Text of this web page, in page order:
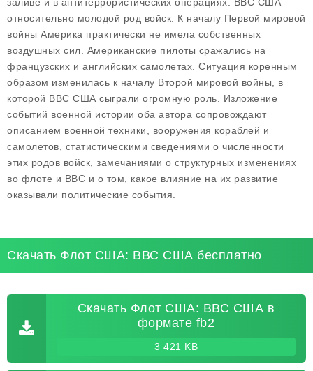
относительно молодой род войск. К началу Первой мировой
войны Америка практически не имела собственных
воздушных сил. Американские пилоты сражались на
французских и английских самолетах. Ситуация коренным
образом изменилась к началу Второй мировой войны, в
которой ВВС США сыграли огромную роль. Изложение
событий военной истории оба автора сопровождают
описанием военной техники, вооружения кораблей и
самолетов, статистическими сведениями о численности
этих родов войск, замечаниями о структурных изменениях
во флоте и ВВС и о том, какое влияние на их развитие
оказывали политические события.
Скачать Флот США: ВВС США бесплатно
Скачать Флот США: ВВС США в
формате fb2
3 421 KB